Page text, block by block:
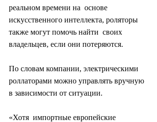
реальном времени на  основе
искусственного интеллекта, роляторы
также могут помочь найти  своих
владельцев, если они потеряются.
По словам компании, электрическими
роллаторами можно управлять вручную
в зависимости от ситуации.
«Хотя  импортные европейские